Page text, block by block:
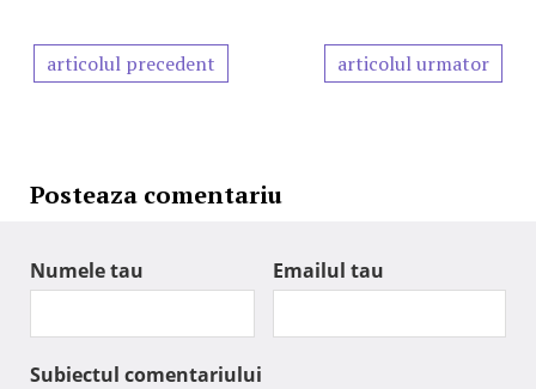
articolul precedent articolul urmator
Posteaza comentariu
Numele tau Emailul tau
Subiectul comentariului